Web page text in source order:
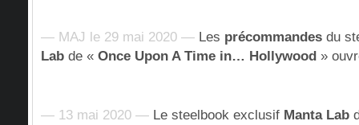
— MAJ le 29 mai 2020 — Les précommandes du
Lab de « Once Upon A Time in… Hollywood »
— 13 mai 2020 — Le steelbook exclusif Manta Lab